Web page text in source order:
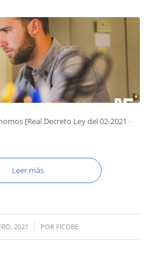
[Real Decreto Ley del 02-2021 ·
Leer más
2021 POR FICOBE